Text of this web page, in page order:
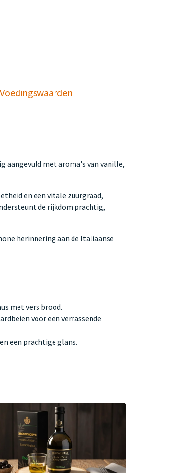
Voedingswaarden
aangevuld met aroma's van vanille,
en een vitale zuurgraad,
de rijkdom prachtig,
herinnering aan de Italiaanse
met vers brood.
voor een verrassende
een prachtige glans.